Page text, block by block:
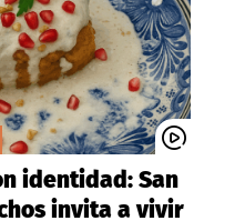
identidad: San
invita a vivir